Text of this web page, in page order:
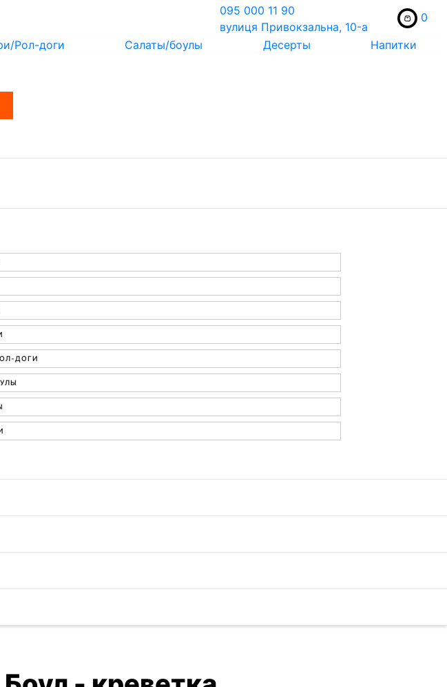
095 000 11 90
вулиця Привокзальна, 10-a
0
Рол-доги Салаты/боулы Десерты Напитки
ДОГИ